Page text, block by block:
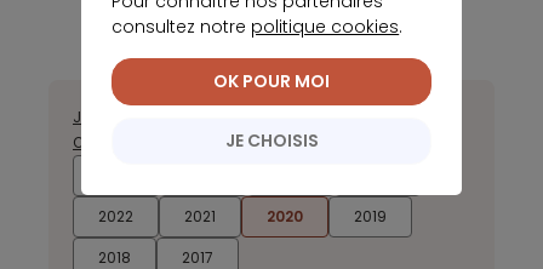
2022
2021 2020
2019
2018
2017
Janvier
Octobre
Décembre
consultez notre politique cookies.
JE CHOISIS
OK POUR MOI